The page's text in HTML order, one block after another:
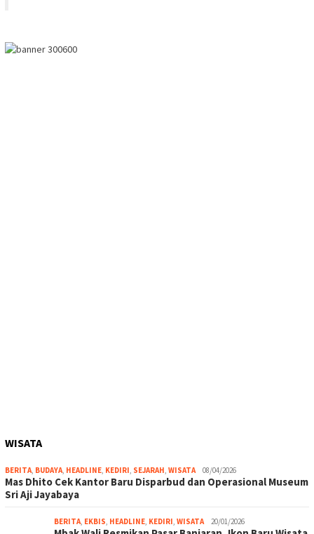
WISATA
BERITA BUDAYA HEADLINE KEDIRI SEJARAH WISATA 08/04/2026
Mas Dhito Cek Kantor Baru Disparbud dan Operasional Museum
Sri Aji Jayabaya
BERITA EKBIS HEADLINE KEDIRI WISATA 20/01/2026